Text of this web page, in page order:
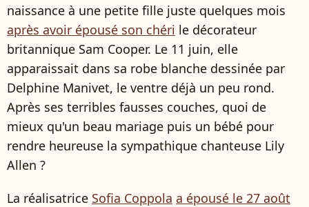
naissance à une petite fille juste quelques mois
après avoir épousé son chéri le décorateur
britannique Sam Cooper. Le 11 juin, elle
apparaissait dans sa robe blanche dessinée par
Delphine Manivet, le ventre déjà un peu rond.
Après ses terribles fausses couches, quoi de
mieux qu'un beau mariage puis un bébé pour
rendre heureuse la sympathique chanteuse Lily
Allen ?
La réalisatrice Sofia Coppola a épousé le 27 août